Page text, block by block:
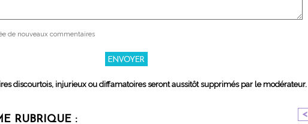
de nouveaux commentaires
discourtois, injurieux ou diffamatoires seront aussitôt supprimés par le modérateur.
RUBRIQUE : <